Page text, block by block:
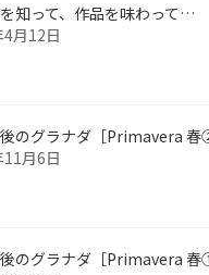
知って、作品を味わって…
月12日
のグラナダ［Primavera
月6日
のグラナダ［Primavera